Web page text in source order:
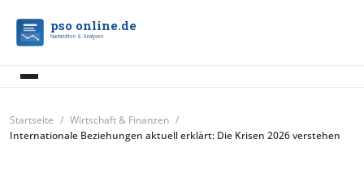
pso online.de
Nachrichten & Analysen
Startseite
Wirtschaft & Finanzen
Internationale Beziehungen aktuell erklärt: Die Krisen 2026 verstehen